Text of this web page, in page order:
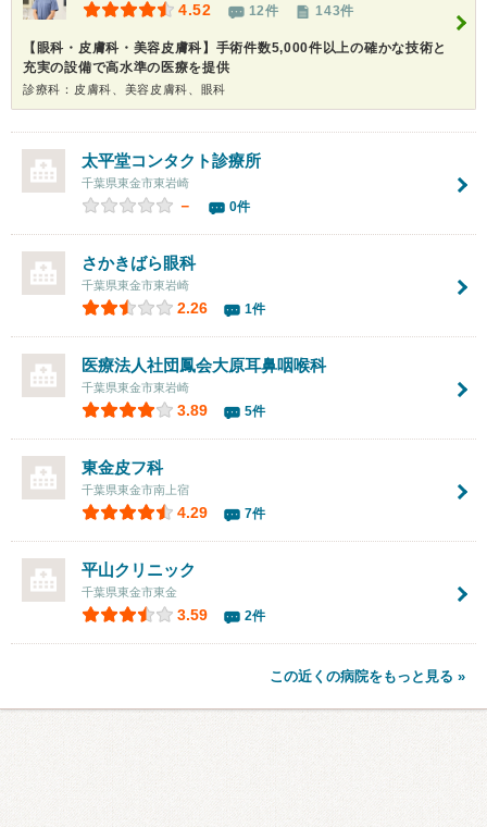
4.52 12件 143件
【眼科・皮膚科・美容皮膚科】手術件数5,000件以上の確かな技術と
充実の設備で高水準の医療を提供
診療科：皮膚科、美容皮膚科、眼科
太平堂コンタクト診療所
千葉県東金市東岩崎
－ 0件
さかきばら眼科
千葉県東金市東岩崎
2.26 1件
医療法人社団鳳会大原耳鼻咽喉科
千葉県東金市東岩崎
3.89 5件
東金皮フ科
千葉県東金市南上宿
4.29 7件
平山クリニック
千葉県東金市東金
3.59 2件
この近くの病院をもっと見る »